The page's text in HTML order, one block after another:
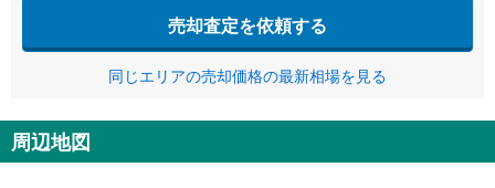
売却査定を依頼する
同じエリアの売却価格の最新相場を見る
周辺地図